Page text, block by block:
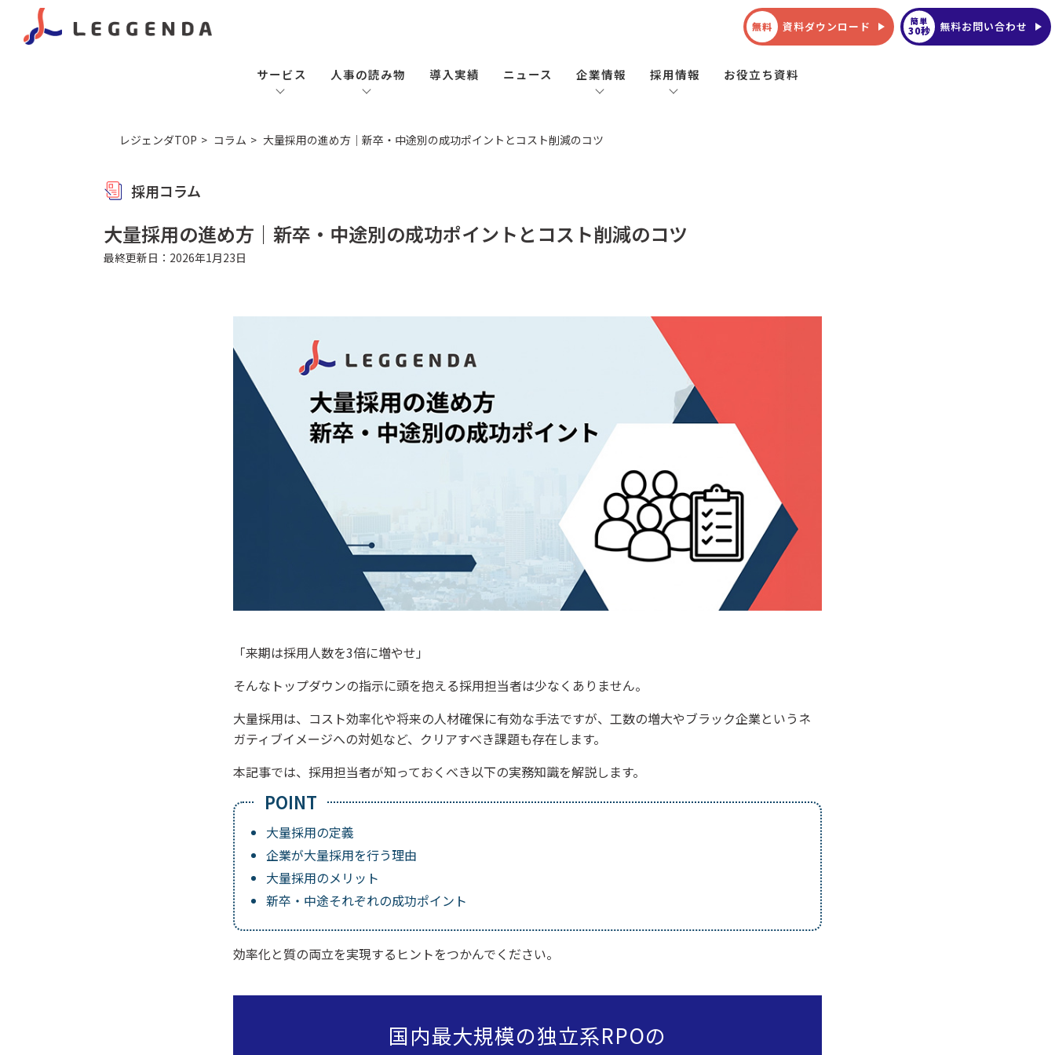
サービス 人事の読み物 導入実績 ニュース 企業情報 採用情報 お役立ち資料
無料 資料ダウンロード 簡単
30秒 無料お問い合わせ
レジェンダTOP コラム 大量採用の進め方｜新卒・中途別の成功ポイントとコスト削減のコツ
採用コラム
大量採用の進め方｜新卒・中途別の成功ポイントとコスト削減のコツ
最終更新日：2026年1月23日
「来期は採用人数を3倍に増やせ」
そんなトップダウンの指示に頭を抱える採用担当者は少なくありません。
大量採用は、コスト効率化や将来の人材確保に有効な手法ですが、工数の増大やブラック企業というネ
ガティブイメージへの対処など、クリアすべき課題も存在します。
本記事では、採用担当者が知っておくべき以下の実務知識を解説します。
大量採用の定義
企業が大量採用を行う理由
大量採用のメリット
新卒・中途それぞれの成功ポイント
効率化と質の両立を実現するヒントをつかんでください。
国内最大規模の独立系RPOの